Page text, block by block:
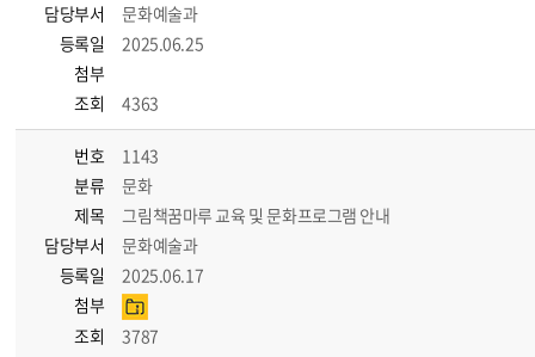
담당부서
문화예술과
등록일
2025.06.25
첨부
조회
4363
번호
1143
분류
문화
제목
그림책꿈마루 교육 및 문화프로그램 안내
담당부서
문화예술과
등록일
2025.06.17
첨부
조회
3787